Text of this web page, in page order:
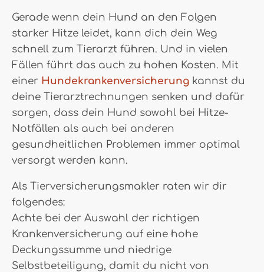
Gerade wenn dein Hund an den Folgen
starker Hitze leidet, kann dich dein Weg
schnell zum Tierarzt führen. Und in vielen
Fällen führt das auch zu hohen Kosten. Mit
einer Hundekrankenversicherung kannst du
deine Tierarztrechnungen senken und dafür
sorgen, dass dein Hund sowohl bei Hitze-
Notfällen als auch bei anderen
gesundheitlichen Problemen immer optimal
versorgt werden kann.
Als Tierversicherungsmakler raten wir dir
folgendes:
Achte bei der Auswahl der richtigen
Krankenversicherung auf eine hohe
Deckungssumme und niedrige
Selbstbeteiligung, damit du nicht von